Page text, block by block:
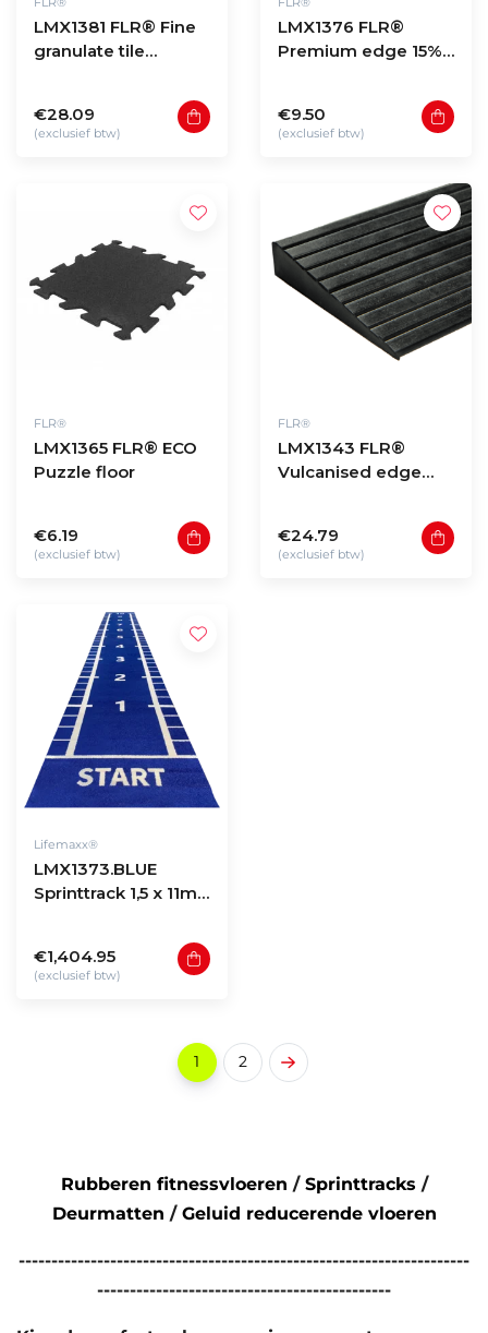
LMX1381 FLR® Fine
granulate tile
€28.09
(exclusief btw)
LMX1376 FLR®
Premium edge 15%
€9.50
(exclusief btw)
FLR®
LMX1365 FLR® ECO
Puzzle floor
€6.19
(exclusief btw)
FLR®
LMX1343 FLR®
Vulcanised edge
€24.79
(exclusief btw)
Lifemaxx®
LMX1373.BLUE
Sprinttrack 1,5 x 11m -
€1,404.95
(exclusief btw)
1 2
Rubberen fitnessvloeren / Sprinttracks /
Deurmatten / Geluid reducerende vloeren
---------------------------------------------------------------------
---------------------------------------------